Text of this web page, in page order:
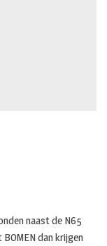
naast de N65
BOMEN dan krijgen